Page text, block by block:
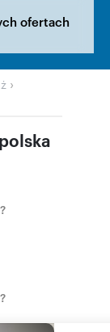
ofertach
›